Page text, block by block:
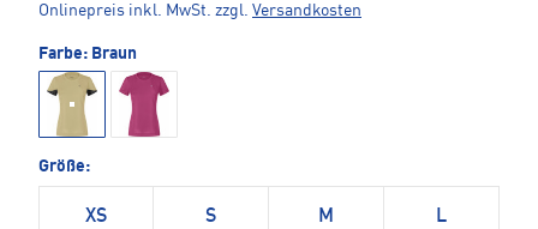
Onlinepreis inkl. MwSt. zzgl. Versandkosten
Farbe: Braun
Größe:
XS S M L